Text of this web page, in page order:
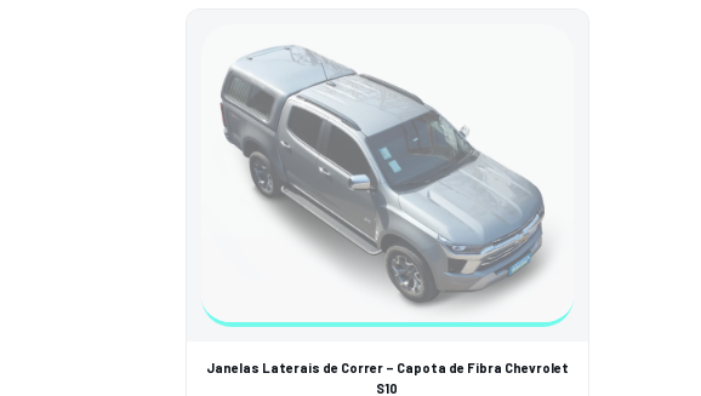
Janelas Laterais de Correr – Capota de Fibra Chevrolet
S10